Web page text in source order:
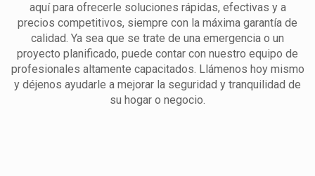
aquí para ofrecerle soluciones rápidas, efectivas y a
precios competitivos, siempre con la máxima garantía de
calidad. Ya sea que se trate de una emergencia o un
proyecto planificado, puede contar con nuestro equipo de
profesionales altamente capacitados. Llámenos hoy mismo
y déjenos ayudarle a mejorar la seguridad y tranquilidad de
su hogar o negocio.